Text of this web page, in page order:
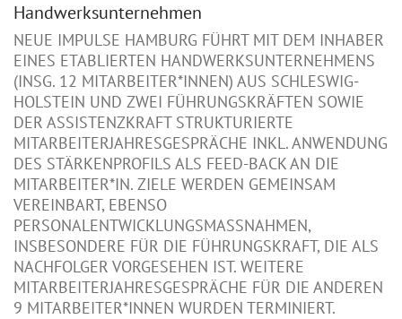
Handwerksunternehmen
NEUE IMPULSE HAMBURG FÜHRT MIT DEM INHABER
EINES ETABLIERTEN HANDWERKSUNTERNEHMENS
(INSG. 12 MITARBEITER*INNEN) AUS SCHLESWIG-
HOLSTEIN UND ZWEI FÜHRUNGSKRÄFTEN SOWIE
DER ASSISTENZKRAFT STRUKTURIERTE
MITARBEITERJAHRESGESPRÄCHE INKL. ANWENDUNG
DES STÄRKENPROFILS ALS FEED-BACK AN DIE
MITARBEITER*IN. ZIELE WERDEN GEMEINSAM
VEREINBART, EBENSO
PERSONALENTWICKLUNGSMASSNAHMEN, I
NSBESONDERE FÜR DIE FÜHRUNGSKRAFT, DIE ALS N
ACHFOLGER VORGESEHEN IST. WEITERE M
ITARBEITERJAHRESGESPRÄCHE FÜR DIE ANDEREN 9
MITARBEITER*INNEN WURDEN TERMINIERT.